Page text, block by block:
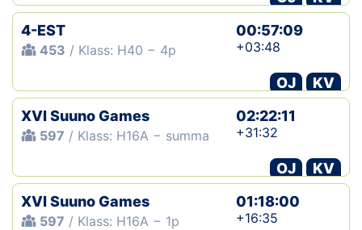
4-EST
453 / Klass: H40 − 4p
00:57:09
+03:48
OJ
KV
XVI Suuno Games
597 / Klass: H16A − summa
02:22:11
+31:32
OJ
KV
XVI Suuno Games
597 / Klass: H16A − 1p
01:18:00
+16:35